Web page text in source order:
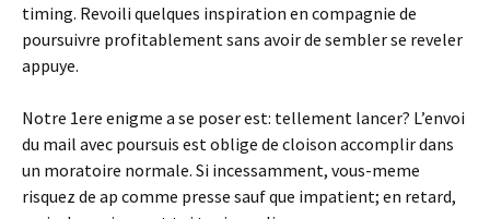
timing. Revoili quelques inspiration en compagnie de
poursuivre profitablement sans avoir de sembler se reveler
appuye.
Notre 1ere enigme a se poser est: tellement lancer? L’envoi
du mail avec poursuis est oblige de cloison accomplir dans
un moratoire normale. Si incessamment, vous-meme
risquez de ap comme presse sauf que impatient; en retard,